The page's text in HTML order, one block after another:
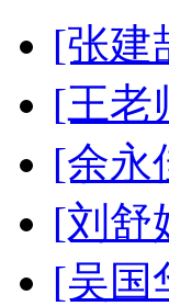
[张建
[王老
[余永
[刘舒
[吴国